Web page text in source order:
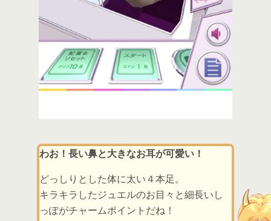
わお！長い鼻と大きなお耳が可愛い！
どっしりとした体に太い４本足。
キラキラしたジュエルのお目々と細長いし
っぽがチャームポイントだね！